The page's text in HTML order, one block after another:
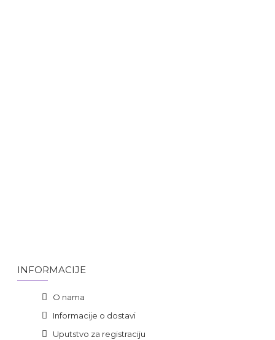
INFORMACIJE
O nama
Informacije o dostavi
Uputstvo za registraciju